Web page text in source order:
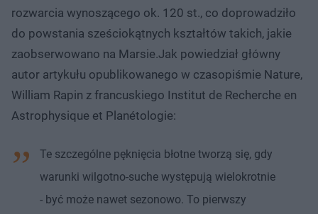
rozwarcia wynoszącego ok. 120 st., co doprowadziło
do powstania sześciokątnych kształtów takich, jakie
zaobserwowano na Marsie.Jak powiedział główny
autor artykułu opublikowanego w czasopiśmie Nature,
William Rapin z francuskiego Institut de Recherche en
Astrophysique et Planétologie:
Te szczególne pęknięcia błotne tworzą się, gdy
warunki wilgotno-suche występują wielokrotnie
- być może nawet sezonowo. To pierwszy